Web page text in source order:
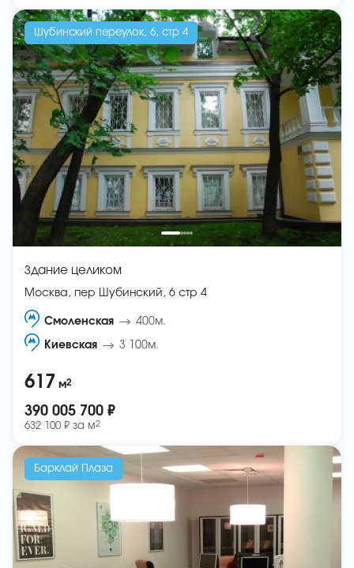
Шубинский переулок, 6, стр 4
Здание целиком
Москва, пер Шубинский, 6 стр 4
Смоленская 400м.
Киевская 3 100м.
617 м2
390 005 700 ₽
632 100 ₽ за м2
Барклай Плаза